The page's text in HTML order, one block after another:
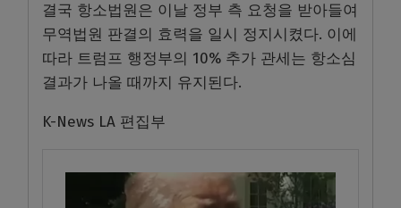
결국 항소법원은 이날 정부 측 요청을 받아들여
무역법원 판결의 효력을 일시 정지시켰다. 이에
따라 트럼프 행정부의 10% 추가 관세는 항소심
결과가 나올 때까지 유지된다.
K-News LA 편집부